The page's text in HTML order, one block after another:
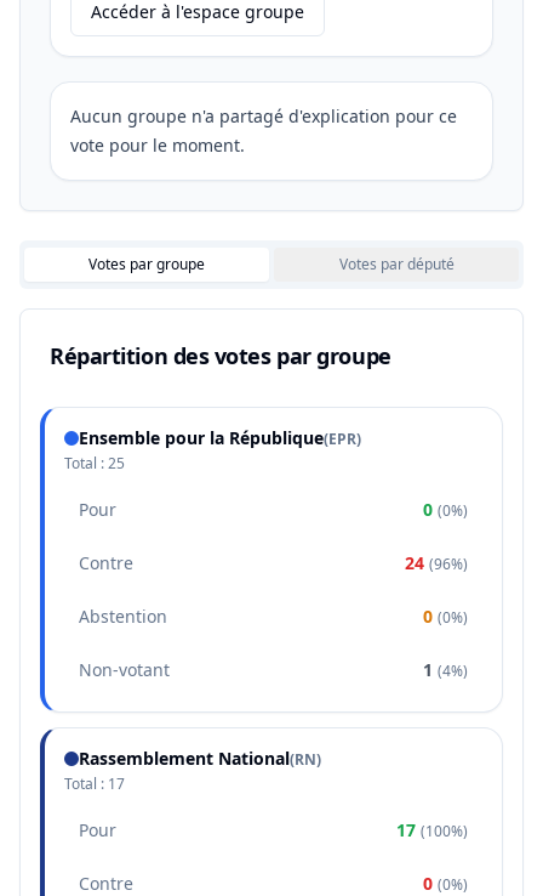
Accéder à l'espace groupe
Aucun groupe n'a partagé d'explication pour ce
vote pour le moment.
Votes par groupe Votes par député
Répartition des votes par groupe
Ensemble pour la République(EPR)
Total :25
Pour 0 (0%)
Contre 24 (96%)
Abstention 0 (0%)
Non-votant 1 (4%)
Rassemblement National(RN)
Total : 17
Pour 17 (100%)
Contre 0 (0%)